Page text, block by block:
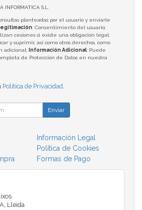
INFORMATICA S.L.
planteadas por el usuario y enviarle
: Consentimiento del usuario;
cesiones si existe una obligación legal;
y suprimir, así como otros derechos, como
adicional;
Información Adicional: Puede
de Protección de Datos en nuestra
Política de Privacidad.
Enviar
Información Legal
Política de Cookies
Formas de Pago
, Lleida